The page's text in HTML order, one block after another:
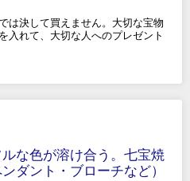
は決して買えません。大切な宝物
入れて、大切な人へのプレゼント
ルな色が溶け合う。七宝焼
ダント・ブローチなど）